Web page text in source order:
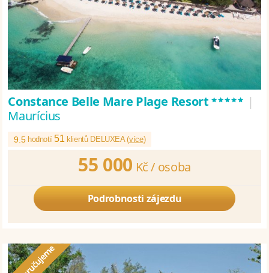
Constance Belle Mare Plage Resort***** |
Maurícius
9.5 hodnotí51klientů DELUXEA (více)
55 000 Kč / osoba
Podrobnosti zájezdu